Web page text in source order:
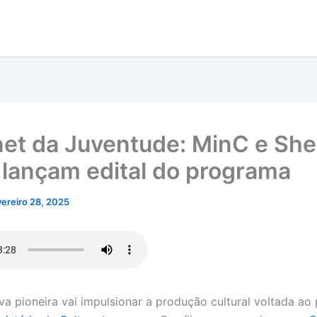
da Juventude: MinC e
edital do programa
28, 2025
pioneira vai impulsionar a produção cultural voltada ao